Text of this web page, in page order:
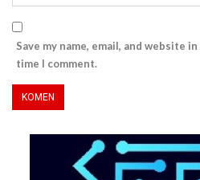
Save my name, email, and website
time I comment.